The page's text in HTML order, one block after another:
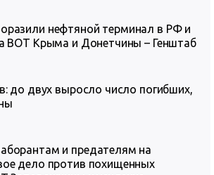
нефтяной терминал в РФ и
ВОТ Крыма и Донетчины – Генштаб
до двух выросло число погибших,
и предателям на
дело против похищенных